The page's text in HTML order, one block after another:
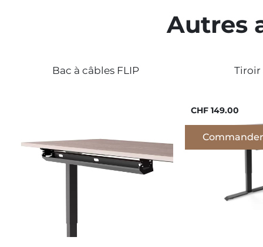
Autres
Bac à câbles FLIP Tiroir
CHF 149.00